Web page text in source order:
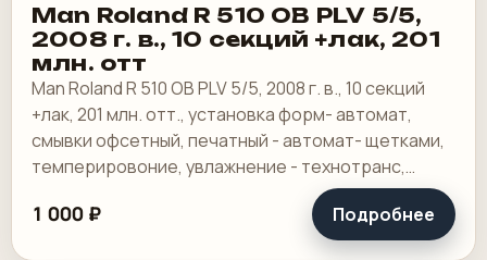
Man Roland R 510 OB PLV 5/5,
2008 г. в., 10 секций +лак, 201
млн. отт
Man Roland R 510 OB PLV 5/5, 2008 г. в., 10 секций
+лак, 201 млн. отт., установка форм- автомат,
смывки офсетный, печатный - автомат- щетками,
темперировоние, увлажнение - технотранс,
1 000 ₽ Подробнее